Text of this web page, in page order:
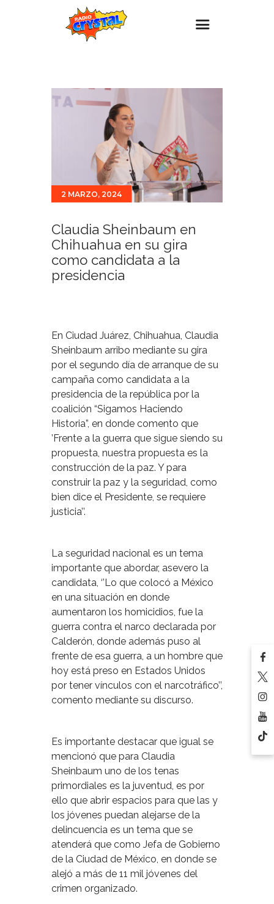
Estaciones
Promociones
Noticias
Contacto
2 MARZO, 2024
Claudia Sheinbaum en
Chihuahua en su gira
como candidata a la
presidencia
En Ciudad Juárez, Chihuahua, Claudia
Sheinbaum arribo mediante su gira
por el segundo día de arranque de su
campaña como candidata a la
presidencia de la república por la
coalición “Sigamos Haciendo
Historia”, en donde comento que
’Frente a la guerra que sigue siendo su
propuesta, nuestra propuesta es la
construcción de la paz. Y para
construir la paz y la seguridad, como
bien dice el Presidente, se requiere
justicia’’.
La seguridad nacional es un tema
importante que abordar, asevero la
candidata, ‘’Lo que colocó a México
en una situación en donde
aumentaron los homicidios, fue la
guerra contra el narco declarada por
Calderón, donde además puso al
frente de esa guerra, a un hombre que
hoy está preso en Estados Unidos
por tener vínculos con el narcotráfico’’,
comento mediante su discurso.
Es importante destacar que igual se
mencionó que para Claudia
Sheinbaum uno de los tenas
primordiales es la juventud, es por
ello que abrir espacios para que las y
los jóvenes puedan alejarse de la
delincuencia es un tema que se
atenderá que como Jefa de Gobierno
de la Ciudad de México, en donde se
alejó a más de 11 mil jóvenes del
crimen organizado.